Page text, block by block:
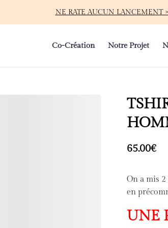
NE RATE AUCUN LANCEMENT
Co-Création Notre Projet
65.00€
On a mis
en
UNE